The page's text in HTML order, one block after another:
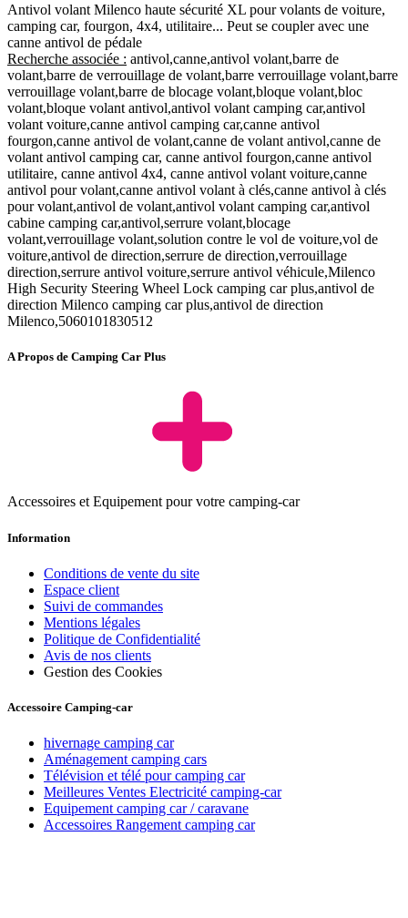
Antivol volant Milenco haute sécurité XL pour volants de voiture,
camping car, fourgon, 4x4, utilitaire... Peut se coupler avec une
canne antivol de pédale
Recherche associée : antivol,canne,antivol volant,barre de
volant,barre de verrouillage de volant,barre verrouillage volant,barre
verrouillage volant,barre de blocage volant,bloque volant,bloc
volant,bloque volant antivol,antivol volant camping car,antivol
volant voiture,canne antivol camping car,canne antivol
fourgon,canne antivol de volant,canne de volant antivol,canne de
volant antivol camping car, canne antivol fourgon,canne antivol
utilitaire, canne antivol 4x4, canne antivol volant voiture,canne
antivol pour volant,canne antivol volant à clés,canne antivol à clés
pour volant,antivol de volant,antivol volant camping car,antivol
cabine camping car,antivol,serrure volant,blocage
volant,verrouillage volant,solution contre le vol de voiture,vol de
voiture,antivol de direction,serrure de direction,verrouillage
direction,serrure antivol voiture,serrure antivol véhicule,Milenco
High Security Steering Wheel Lock camping car plus,antivol de
direction Milenco camping car plus,antivol de direction
Milenco,5060101830512
A Propos de Camping Car Plus
Accessoires et Equipement pour votre camping-car
Information
Conditions de vente du site
Espace client
Suivi de commandes
Mentions légales
Politique de Confidentialité
Avis de nos clients
Gestion des Cookies
Accessoire Camping-car
hivernage camping car
Aménagement camping cars
Télévision et télé pour camping car
Meilleures Ventes Electricité camping-car
Equipement camping car / caravane
Accessoires Rangement camping car